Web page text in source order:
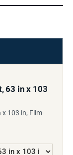
63 in x 103
103 in, Film-